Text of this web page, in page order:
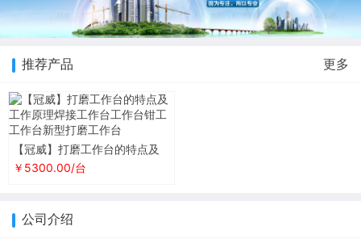
推荐产品 更多
【冠威】打磨工作台的特点及
工作原理焊接工作台工作台钳
工工作台新型打磨工作台
￥5300.00/台
公司介绍